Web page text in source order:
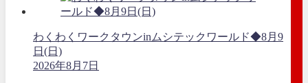
わくわくワークタウンinムシテックワールド◆8月9
日(日)
2026年8月7日